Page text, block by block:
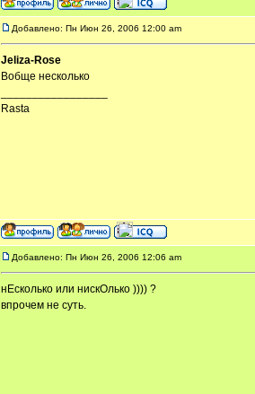
Добавлено: Пн Июн 26, 2006 12:00 am
Jeliza-Rose
Вобще несколько
Rasta
Добавлено: Пн Июн 26, 2006 12:06 am
нЕсколько или нискОлько )))) ?
впрочем не суть.